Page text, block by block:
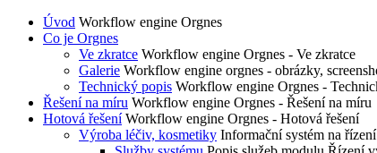
Úvod Workflow engine Orgnes
Co je Orgnes
Ve zkratce Workflow engine Orgnes - Ve zkratce
Galerie Workflow engine orgnes - obrázky,
Technický popis Workflow engine Orgnes -
Řešení na míru Workflow engine Orgnes - Řešení na míru
Hotová řešení Workflow engine Orgnes - Hotová řešení
Výroba léčiv, kosmetiky Informační systém na